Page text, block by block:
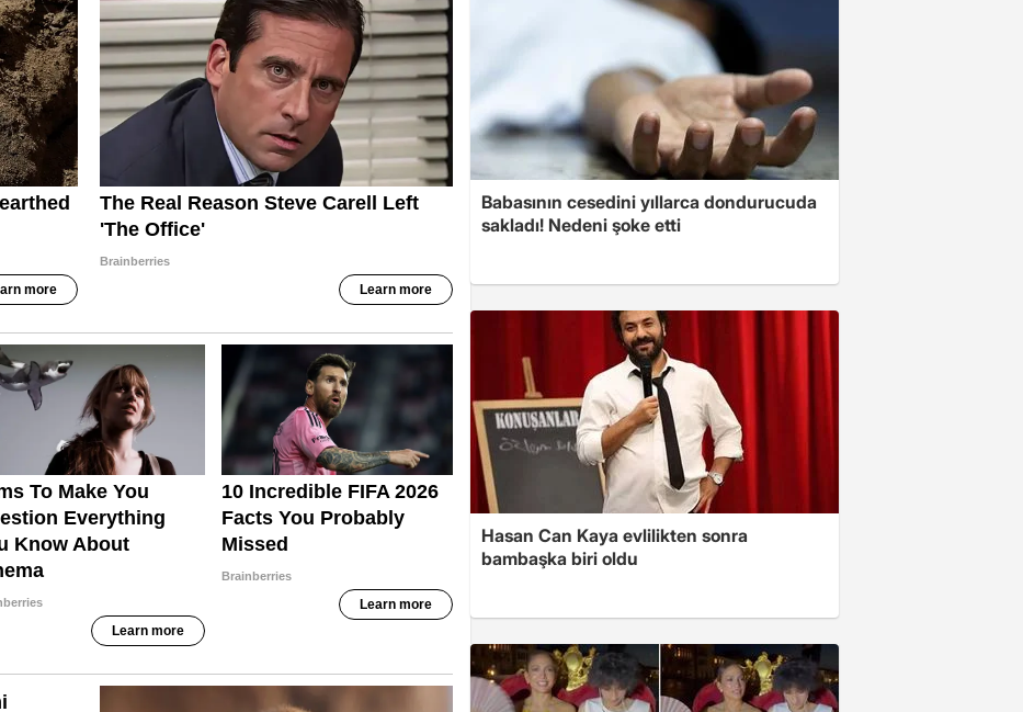
Babasının cesedini yıllarca dondurucuda
sakladı! Nedeni şoke etti
Hasan Can Kaya evlilikten sonra
bambaşka biri oldu